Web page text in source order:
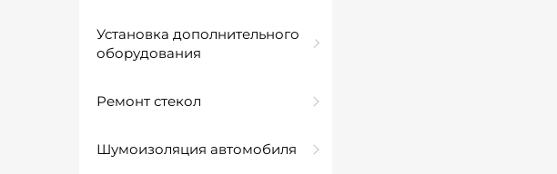
Установка дополнительного
оборудования
Ремонт стекол
Шумоизоляция автомобиля